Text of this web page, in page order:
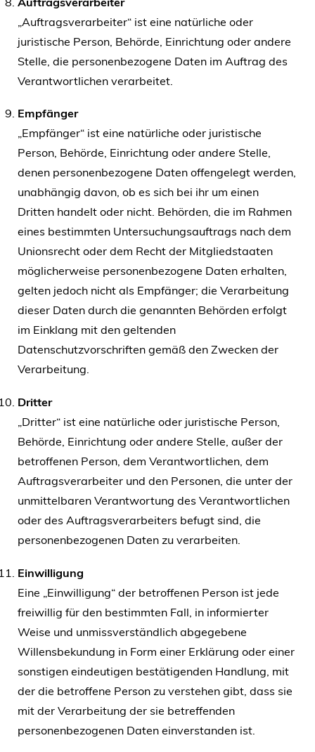
„Auftragsverarbeiter“ ist eine natürliche oder
juristische Person, Behörde, Einrichtung oder andere
Stelle, die personenbezogene Daten im Auftrag des
Verantwortlichen verarbeitet.
Empfänger
„Empfänger“ ist eine natürliche oder juristische
Person, Behörde, Einrichtung oder andere Stelle,
denen personenbezogene Daten offengelegt werden,
unabhängig davon, ob es sich bei ihr um einen
Dritten handelt oder nicht. Behörden, die im Rahmen
eines bestimmten Untersuchungsauftrags nach dem
Unionsrecht oder dem Recht der Mitgliedstaaten
möglicherweise personenbezogene Daten erhalten,
gelten jedoch nicht als Empfänger; die Verarbeitung
dieser Daten durch die genannten Behörden erfolgt
im Einklang mit den geltenden
Datenschutzvorschriften gemäß den Zwecken der
Verarbeitung.
Dritter
„Dritter“ ist eine natürliche oder juristische Person,
Behörde, Einrichtung oder andere Stelle, außer der
betroffenen Person, dem Verantwortlichen, dem
Auftragsverarbeiter und den Personen, die unter der
unmittelbaren Verantwortung des Verantwortlichen
oder des Auftragsverarbeiters befugt sind, die
personenbezogenen Daten zu verarbeiten.
Einwilligung
Eine „Einwilligung“ der betroffenen Person ist jede
freiwillig für den bestimmten Fall, in informierter
Weise und unmissverständlich abgegebene
Willensbekundung in Form einer Erklärung oder einer
sonstigen eindeutigen bestätigenden Handlung, mit
der die betroffene Person zu verstehen gibt, dass sie
mit der Verarbeitung der sie betreffenden
personenbezogenen Daten einverstanden ist.